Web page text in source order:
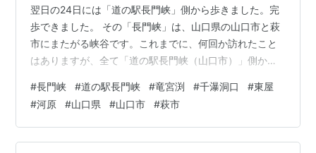
翌日の24日には「道の駅長門峡」側から歩きました。完
歩できました。 その「長門峡」は、山口県の山口市と萩
市にまたがる峡谷です。これまでに、何回か訪れたこと
はありますが、全て「道の駅長門峡（山口市）」側から
距離が約5.55Ｋｍもあり、駐車場まで帰ってくれば、11
Ｋｍ以上歩くことになるからです。 これまで行ったこと
のない「竜宮渕（萩市）」側から、歩いてパチリした写
真を（12）回ほど、アップしてきました。歩き始めた
#長門峡 #道の駅長門峡 #竜宮渕 #千瀑洞口 #東屋
#河原 #山口県 #山口市 #萩市